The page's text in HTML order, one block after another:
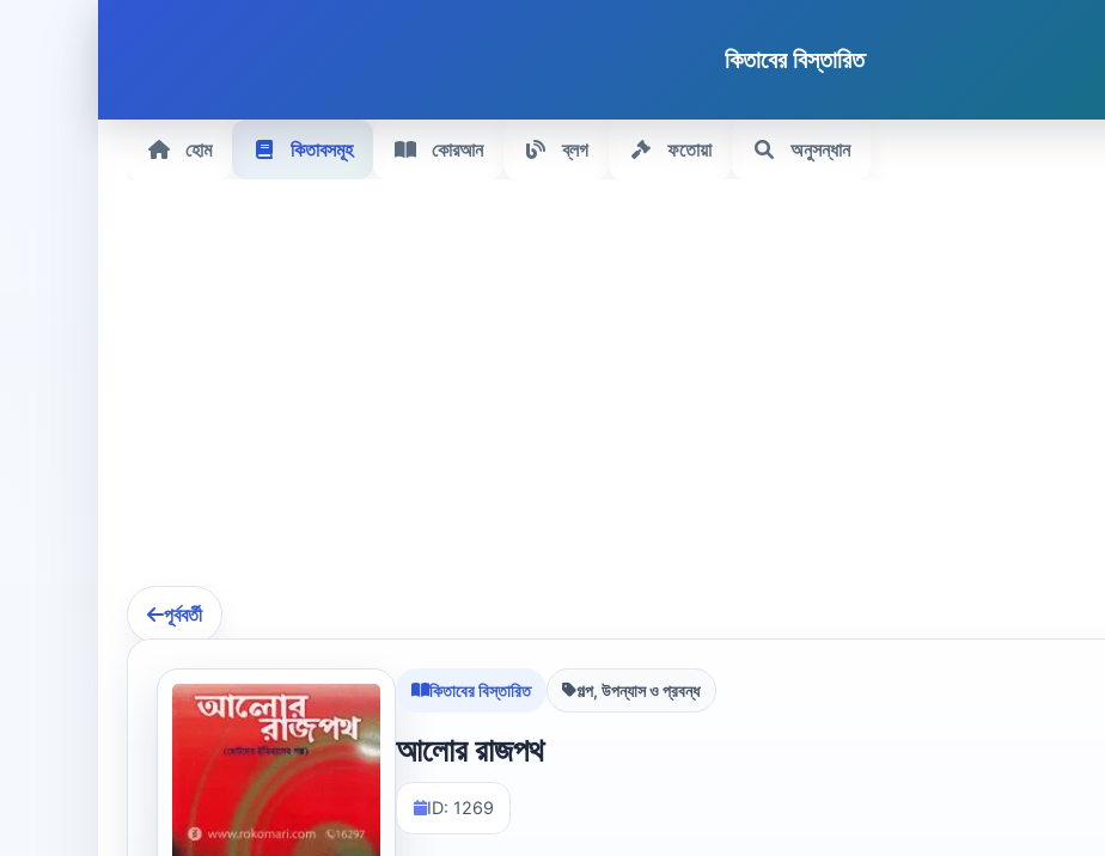
কিতাবের বিস্তারিত
হোম কিতাবসমূহ কোরআন ব্লগ ফতোয়া অনুসন্ধান
পূর্ববর্তী
কিতাবের বিস্তারিত গল্প, উপন্যাস ও প্রবন্ধ
আলোর রাজপথ
ID: 1269